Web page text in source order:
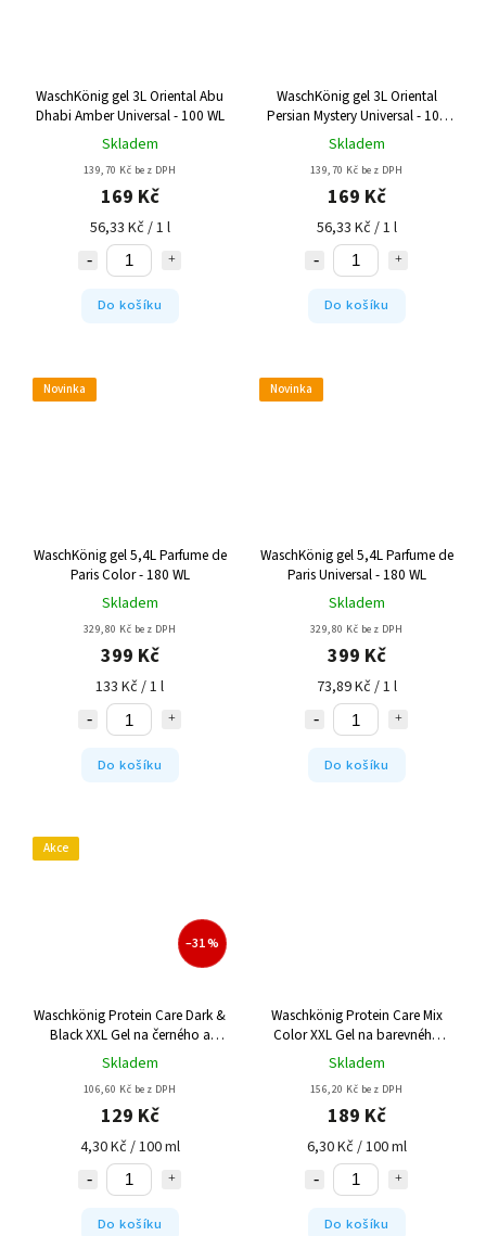
WaschKönig gel 3L Oriental Abu
Dhabi Amber Universal - 100 WL
Skladem
139,70 Kč bez DPH
169 Kč
56,33 Kč / 1 l
Do košíku
WaschKönig gel 3L Oriental
Persian Mystery Universal - 100
WL
Skladem
139,70 Kč bez DPH
169 Kč
56,33 Kč / 1 l
Do košíku
Novinka
WaschKönig gel 5,4L Parfume de
Paris Color - 180 WL
Skladem
329,80 Kč bez DPH
399 Kč
133 Kč / 1 l
Do košíku
Novinka
WaschKönig gel 5,4L Parfume de
Paris Universal - 180 WL
Skladem
329,80 Kč bez DPH
399 Kč
73,89 Kč / 1 l
Do košíku
Akce
–31 %
Waschkönig Protein Care Dark &
Black XXL Gel na černého a
tmavého prádla 100 Pracích
cyklů
Skladem
106,60 Kč bez DPH
129 Kč
4,30 Kč / 100 ml
Do košíku
Waschkönig Protein Care Mix
Color XXL Gel na barevného
prádla 100 Pracích cyklů
Skladem
156,20 Kč bez DPH
189 Kč
6,30 Kč / 100 ml
Do košíku